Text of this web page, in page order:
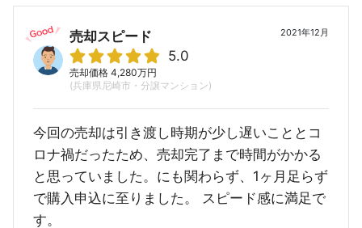
2021年12月
売却スピード
5.0
売却価格 4,280万円
(兵庫県尼崎市・分譲マンション)
今回の売却は引き渡し時期が少し遅いこととコ
ロナ禍だったため、売却完了まで時間がかかる
と思っていました。にも関わらず、1ヶ月足らず
で購入申込に至りました。 スピード感に満足で
す。